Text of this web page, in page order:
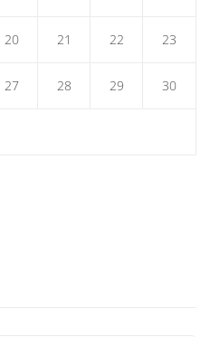
20 21 22 23
27 28 29 30